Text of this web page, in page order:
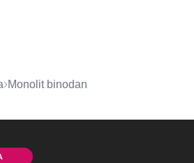
monolit binodan